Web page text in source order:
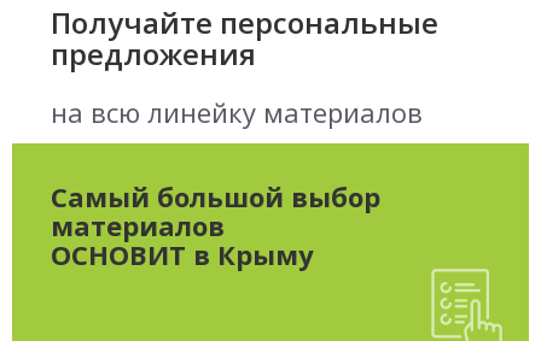
Получайте персональные
предложения
на всю линейку материалов
Самый большой выбор
материалов
ОСНОВИТ в Крыму